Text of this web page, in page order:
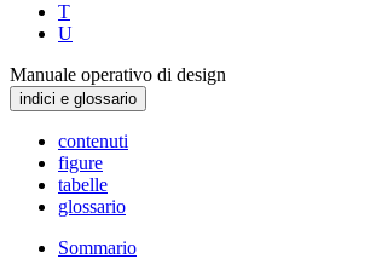
T
U
Manuale operativo di design
indici e glossario
contenuti
figure
tabelle
glossario
Sommario